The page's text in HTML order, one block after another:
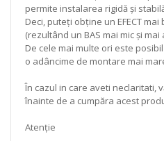
permite instalarea rigidă și
Deci, puteți obține un EFECT
(rezultând un BAS mai mic și mai
De cele mai multe ori este
o adâncime de montare mai
În cazul in care aveti neclaritati,
înainte de a cumpăra acest
Atenție